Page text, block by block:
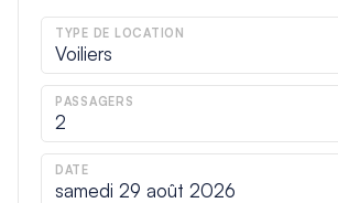
TYPE DE LOCATION
Voiliers
PASSAGERS
2
DATE
samedi 29 août 2026